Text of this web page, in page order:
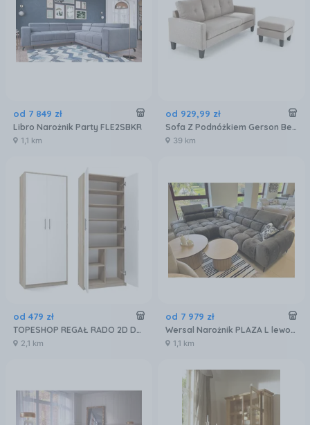
od 7 849 zł
Libro Narożnik Party FLE2SBKR
1,1 km
od 929,99 zł
Sofa Z Podnóżkiem Gerson Beżowy Tradycyjny Loft Nowoczesny Salon Pokój Dziecięcy 34426
39 km
od 479 zł
TOPESHOP REGAŁ RADO 2D DĄB SONOMA/BIAŁY DĄB SONOMA / BIAŁY
2,1 km
od 7 979 zł
Wersal Narożnik PLAZA L lewostronny tkanina Aphrodite 22
1,1 km